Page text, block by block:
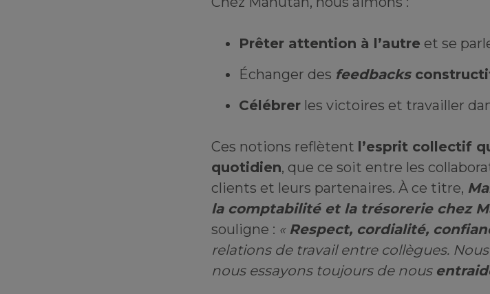
Prêter attention à l’autre et se
Échanger des feedbacks
Célébrer les victoires et travailler
Ces notions reflètent l’esprit collectif
quotidien, que ce soit entre les
clients et leurs partenaires. À ce titre,
la comptabilité et la trésorerie chez
souligne : « Respect, cordialité,
relations de travail entre collègues.
nous essayons toujours de nous